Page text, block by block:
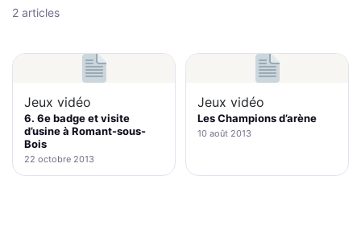
2 articles
Jeux vidéo
6. 6e badge et visite
d’usine à Romant-sous-
Bois
22 octobre 2013
Jeux vidéo
Les Champions d’arène
10 août 2013